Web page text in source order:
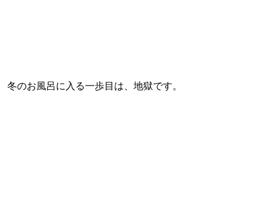
冬のお風呂に入る一歩目は、地獄です。